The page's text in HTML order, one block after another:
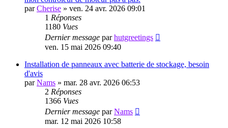
parCherise » ven. 24 avr. 2026 09:01
1 Réponses
1180 Vues
Dernier message parhutgreetings
ven. 15 mai 2026 09:40
Installation de panneaux avec batterie de stockage, besoin
d'avis
parNams » mar. 28 avr. 2026 06:53
2 Réponses
1366 Vues
Dernier message parNams
mar. 12 mai 2026 10:58